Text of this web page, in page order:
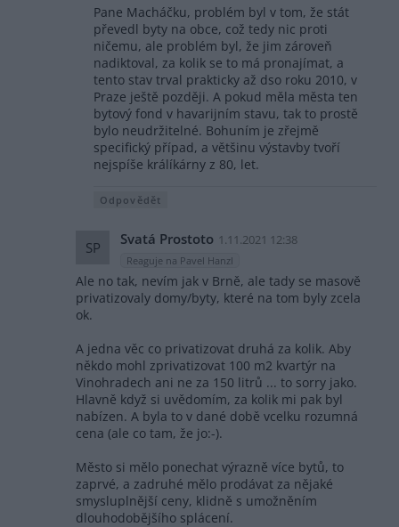
Pane Macháčku, problém byl v tom, že stát
převedl byty na obce, což tedy nic proti
ničemu, ale problém byl, že jim zároveň
nadiktoval, za kolik se to má pronajímat, a
tento stav trval prakticky až dso roku 2010, v
Praze ještě později. A pokud měla města ten
bytový fond v havarijním stavu, tak to prostě
bylo neudržitelné. Bohuním je zřejmě
specifický případ, a většinu výstavby tvoří
nejspíše králíkárny z 80, let.
Odpovědět
SP Svatá Prostoto 1.11.2021 12:38
Reaguje na Pavel Hanzl
Ale no tak, nevím jak v Brně, ale tady se masově
privatizovaly domy/byty, které na tom byly zcela
ok.
A jedna věc co privatizovat druhá za kolik. Aby
někdo mohl zprivatizovat 100 m2 kvartýr na
Vinohradech ani ne za 150 litrů ... to sorry jako.
Hlavně když si uvědomím, za kolik mi pak byl
nabízen. A byla to v dané době vcelku rozumná
cena (ale co tam, že jo:-).
Město si mělo ponechat výrazně více bytů, to
zaprvé, a zadruhé mělo prodávat za nějaké
smysluplnější ceny, klidně s umožněním
dlouhodobějšího splácení.